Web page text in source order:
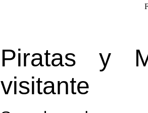
Piratas y
visitante